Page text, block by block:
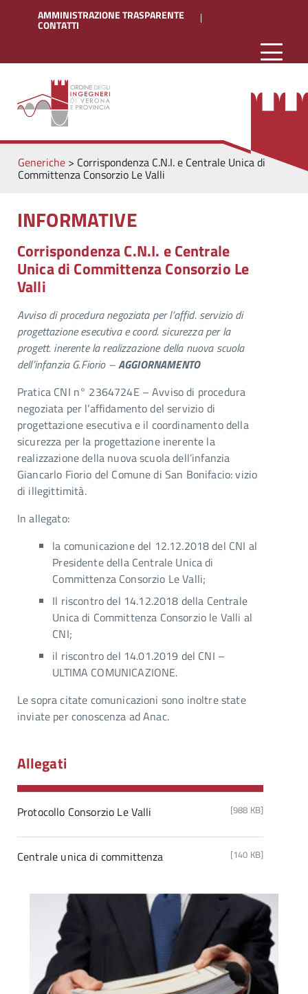
AMMINISTRAZIONE TRASPARENTE
CONTATTI
Generiche> Corrispondenza C.N.I. e Centrale Unica di
Committenza Consorzio Le Valli
INFORMATIVE
Corrispondenza C.N.I. e Centrale
Unica di Committenza Consorzio Le
Valli
Avviso di procedura negoziata per l’affid. servizio di
progettazione esecutiva e coord. sicurezza per la
progett. inerente la realizzazione della nuova scuola
dell’infanzia G.Fiorio –AGGIORNAMENTO
Pratica CNI n° 2364724E – Avviso di procedura
negoziata per l’affidamento del servizio di
progettazione esecutiva e il coordinamento della
sicurezza per la progettazione inerente la
realizzazione della nuova scuola dell’infanzia
Giancarlo Fiorio del Comune di San Bonifacio: vizio
di illegittimità.
In allegato:
la comunicazione del 12.12.2018 del CNI al
Presidente della Centrale Unica di
Committenza Consorzio Le Valli;
Il riscontro del 14.12.2018 della Centrale
Unica di Committenza Consorzio le Valli al
CNI;
il riscontro del 14.01.2019 del CNI –
ULTIMA COMUNICAZIONE.
Le sopra citate comunicazioni sono inoltre state
inviate per conoscenza ad Anac.
Allegati
Protocollo Consorzio Le Valli [988 KB]
Centrale unica di committenza [140 KB]